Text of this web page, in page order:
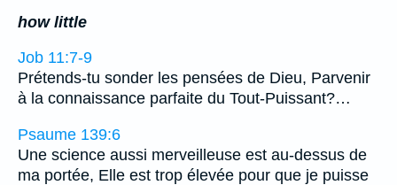
how little
Job 11:7-9
Prétends-tu sonder les pensées de Dieu, Parvenir
à la connaissance parfaite du Tout-Puissant?…
Psaume 139:6
Une science aussi merveilleuse est au-dessus de
ma portée, Elle est trop élevée pour que je puisse